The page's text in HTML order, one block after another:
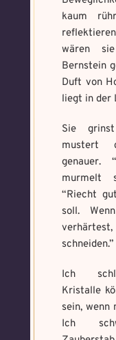
kaum
wären
Bernstein
Duft von
liegt in der
Sie
mustert
genauer.
murmelt
“Riecht
soll.
schneiden.”
Ich
Kristalle
sein, wenn
Ich